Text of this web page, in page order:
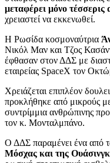
μεταφέρει μόνο
χρειαστεί να εκκενωθεί.
Η Ρωσίδα κοσμοναύτρια
Νικόλ Μαν και Τζος
έφθασαν στον ΔΔΣ με
εταιρείας SpaceX τον
Χρειάζεται επιπλέον
προκλήθηκε από μικρούς
συντρίμμια ανθρώπινης
τον κ. Μονταλμπάνο.
Ο ΔΔΣ παραμένει ένα από
Μόσχας και της